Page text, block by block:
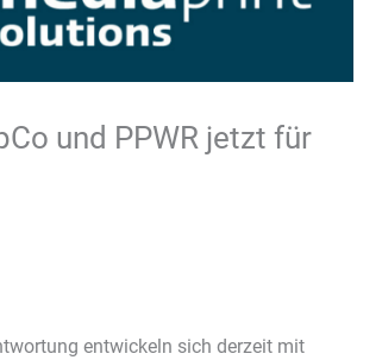
und PPWR jetzt für
entwickeln sich derzeit mit